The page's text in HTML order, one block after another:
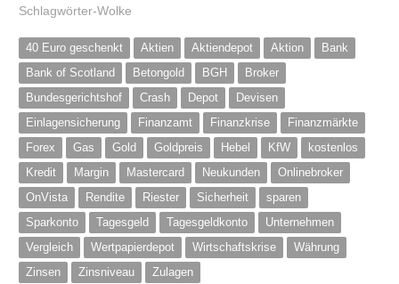
Schlagwörter-Wolke
40 Euro geschenkt Aktien Aktiendepot Aktion
Bank
Bank of Scotland
Betongold BGH
Broker
Bundesgerichtshof
Crash Depot
Devisen
Einlagensicherung
Finanzamt Finanzkrise
Finanzmärkte
Forex
Gas Gold Goldpreis Hebel KfW
kostenlos
Kredit
Margin Mastercard Neukunden
Onlinebroker
OnVista
Rendite Riester Sicherheit
sparen
Sparkonto
Tagesgeld Tagesgeldkonto
Unternehmen
Vergleich
Wertpapierdepot Wirtschaftskrise
Währung
Zinsen
Zinsniveau Zulagen